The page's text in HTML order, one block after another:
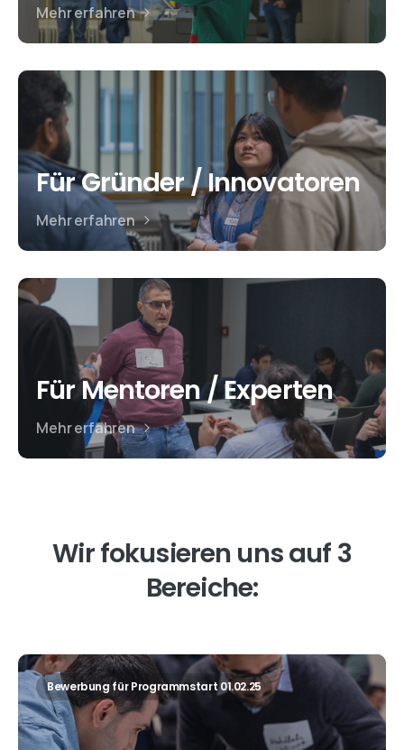
Mehr erfahren
Für Gründer / Innovatoren
Mehr erfahren
Für Mentoren / Experten
Mehr erfahren
Wirfokusieren unsauf 3
Bereiche:
Bewerbung für Programmstart 01.02.25